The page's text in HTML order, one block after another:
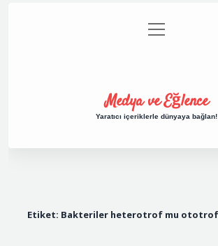
Gizlilik Politikası
menüyü
aç
Medya ve Eğlence
Yaratıcı içeriklerle dünyaya bağlan!
Etiket: Bakteriler heterotrof mu ototrof